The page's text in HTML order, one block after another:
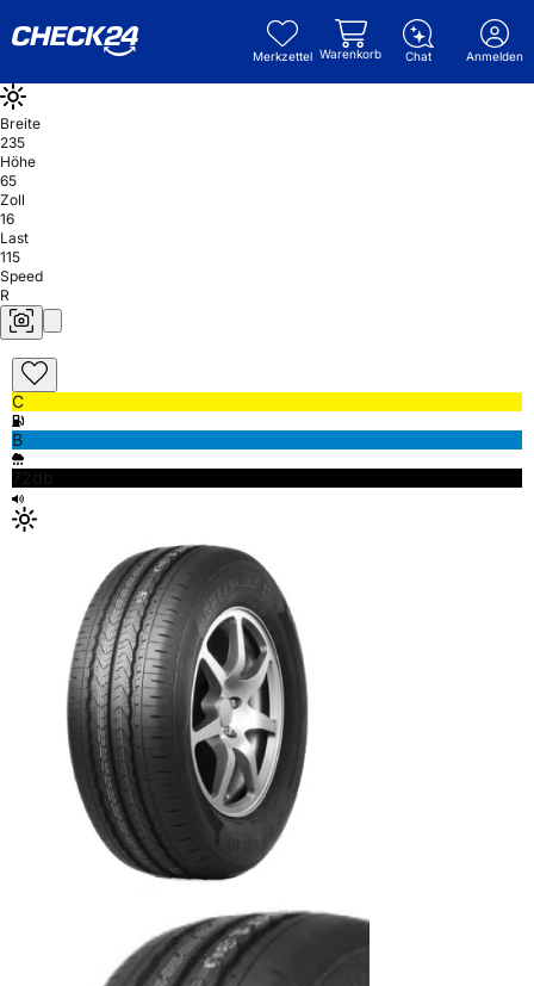
Merkzettel Warenkorb Chat Anmelden
Breite
235
Höhe
65
Zoll
16
Last
115
Speed
R
C
B
72db